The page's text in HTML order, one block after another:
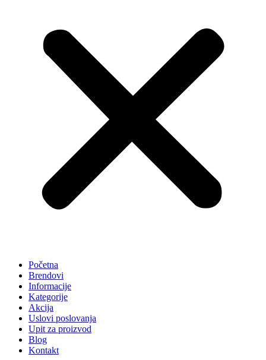
Početna
Brendovi
Informacije
Kategorije
Akcija
Uslovi poslovanja
Upit za proizvod
Blog
Kontakt